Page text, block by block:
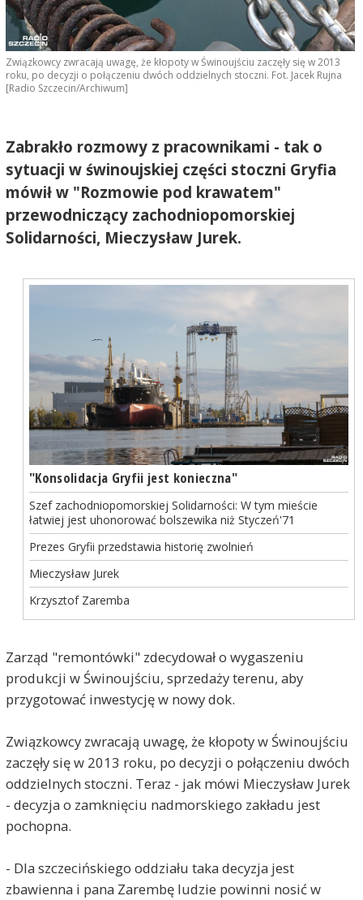
Związkowcy zwracają uwagę, że kłopoty w Świnoujściu zaczęły się w 2013
roku, po decyzji o połączeniu dwóch oddzielnych stoczni. Fot. Jacek Rujna
[Radio Szczecin/Archiwum]
Zabrakło rozmowy z pracownikami - tak o
sytuacji w świnoujskiej części stoczni Gryfia
mówił w "Rozmowie pod krawatem"
przewodniczący zachodniopomorskiej
Solidarności, Mieczysław Jurek.
"Konsolidacja Gryfii jest konieczna"
Szef zachodniopomorskiej Solidarności: W tym mieście
łatwiej jest uhonorować bolszewika niż Styczeń'71
Prezes Gryfii przedstawia historię zwolnień
Mieczysław Jurek
Krzysztof Zaremba
Zarząd "remontówki" zdecydował o wygaszeniu
produkcji w Świnoujściu, sprzedaży terenu, aby
przygotować inwestycję w nowy dok.
Związkowcy zwracają uwagę, że kłopoty w Świnoujściu
zaczęły się w 2013 roku, po decyzji o połączeniu dwóch
oddzielnych stoczni. Teraz - jak mówi Mieczysław Jurek
- decyzja o zamknięciu nadmorskiego zakładu jest
pochopna.
- Dla szczecińskiego oddziału taka decyzja jest
zbawienna i pana Zarembę ludzie powinni nosić w